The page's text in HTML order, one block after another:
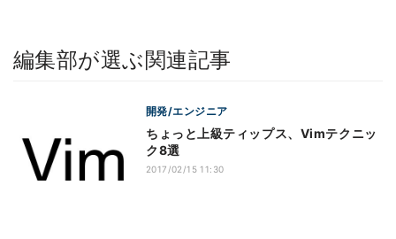
編集部が選ぶ関連記事
開発/エンジニア
ちょっと上級ティップス、Vimテクニッ
ク8選
2017/02/15 11:30